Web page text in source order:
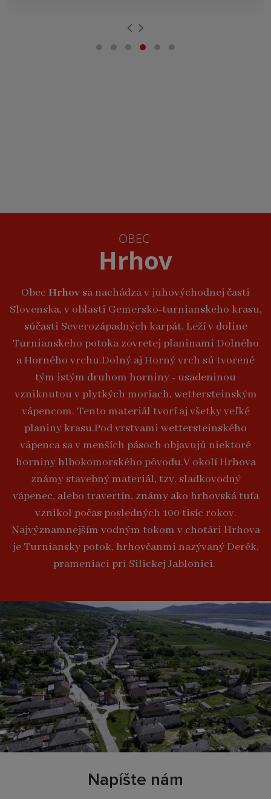
OBEC
Hrhov
Obec Hrhov sa nachádza v juhovýchodnej časti
Slovenska, v oblasti Gemersko-turnianskeho krasu,
súčasti Severozápadných karpát. Leží v doline
Turnianskeho potoka zovretej planinami Dolného
a Horného vrchu.Dolný aj Horný vrch sú tvorené
tým istým druhom horniny - usadeninou
vzniknutou v plytkých moriach, wettersteinským
vápencom. Tento materiál tvorí aj všetky veľké
planiny krasu.Pod vrstvami wettersteinského
vápenca sa v menších pásoch objavujú niektoré
horniny hlbokomorského pôvodu.V okolí Hrhova
známy stavebný materiál, tzv. sladkovodný
vápenec, alebo travertín, známy ako hrhovská tufa
vznikol počas posledných 100 tisíc rokov.
Najvýznamnejším vodným tokom v chotári Hrhova
je Turniansky potok, hrhovčanmi nazývaný Derék,
prameniaci pri Silickej Jablonici.
Napíšte nám